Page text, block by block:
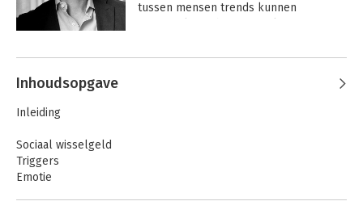
tussen mensen trends kunnen
Harvard Business Review, USA Today,
Andere boeken door Jonah Berger
Inhoudsopgave
Inleiding
Sociaal wisselgeld
Triggers
Emotie